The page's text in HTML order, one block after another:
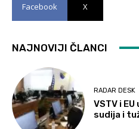
Facebook X
NAJNOVIJI ČLANCI
RADAR DESK
VSTV i
sudija i